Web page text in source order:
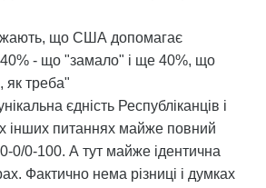
що США допомагає
- що "замало" і ще 40%, що
як треба"
єдність Республіканців і
інших питаннях майже повний
0/0-100. А тут майже ідентична
Фактично нема різниці і думках